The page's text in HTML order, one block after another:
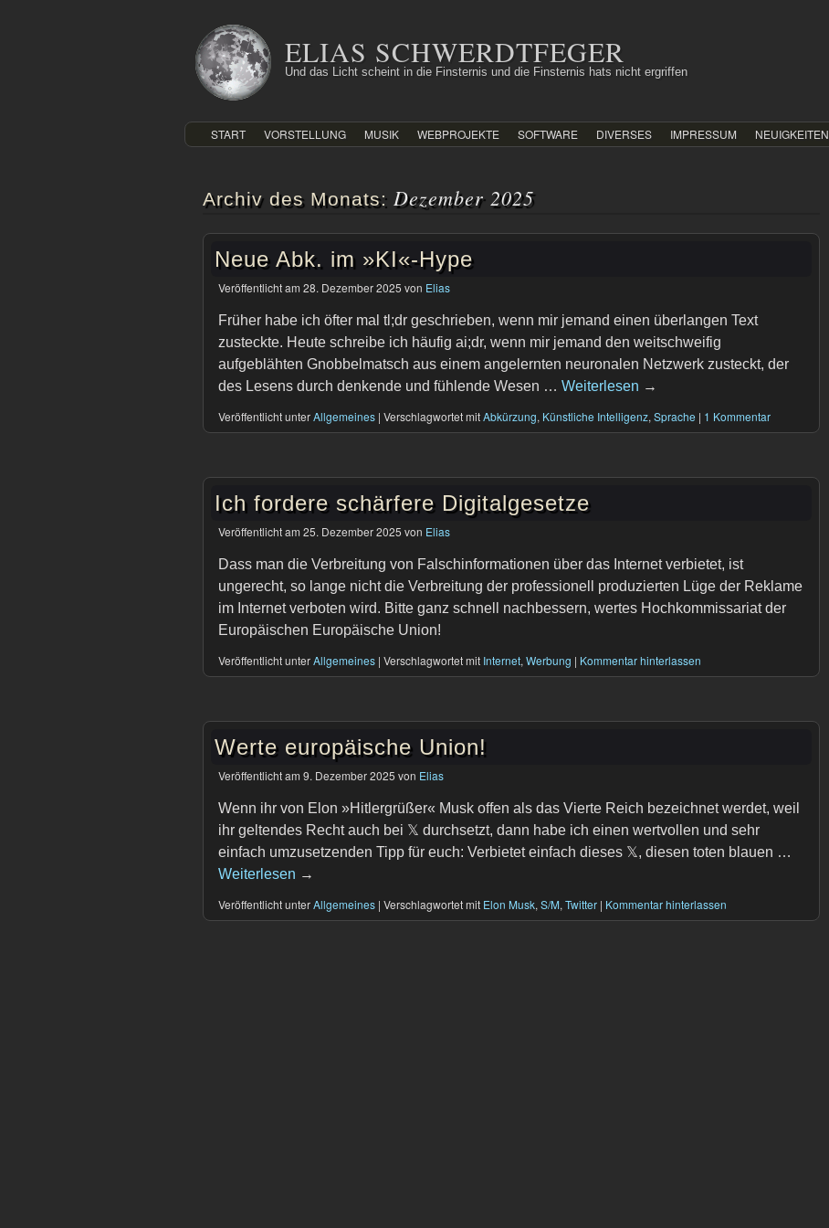
Inhalt
springen
ELIAS SCHWERDTFEGER
Und das Licht scheint in die Finsternis und die Finsternis hats nicht ergriffen
START VORSTELLUNG MUSIK WEBPROJEKTE SOFTWARE DIVERSES IMPRESSUM NEUIGKEITEN
Archiv des Monats: Dezember 2025
Neue Abk. im »KI«-Hype
Veröffentlicht am 28. Dezember 2025 von Elias
Früher habe ich öfter mal tl;dr geschrieben, wenn mir jemand einen überlangen Text
zusteckte. Heute schreibe ich häufig ai;dr, wenn mir jemand den weitschweifig
aufgeblähten Gnobbelmatsch aus einem angelernten neuronalen Netzwerk zusteckt, der
des Lesens durch denkende und fühlende Wesen … Weiterlesen →
Veröffentlicht unterAllgemeines | Verschlagwortet mitAbkürzung, Künstliche Intelligenz, Sprache | 1 Kommentar
Ich fordere schärfere Digitalgesetze
Veröffentlicht am 25. Dezember 2025 von Elias
Dass man die Verbreitung von Falschinformationen über das Internet verbietet, ist
ungerecht, so lange nicht die Verbreitung der professionell produzierten Lüge der Reklame
im Internet verboten wird. Bitte ganz schnell nachbessern, wertes Hochkommissariat der
Europäischen Europäische Union!
Veröffentlicht unterAllgemeines | Verschlagwortet mit Internet, Werbung | Kommentar hinterlassen
Werte europäische Union!
Veröffentlicht am 9. Dezember 2025 von Elias
Wenn ihr von Elon »Hitlergrüßer« Musk offen als das Vierte Reich bezeichnet werdet, weil
ihr geltendes Recht auch bei 𝕏 durchsetzt, dann habe ich einen wertvollen und sehr
einfach umzusetzenden Tipp für euch: Verbietet einfach dieses 𝕏, diesen toten blauen …
Weiterlesen →
Veröffentlicht unterAllgemeines | Verschlagwortet mit Elon Musk, S/M, Twitter | Kommentar hinterlassen